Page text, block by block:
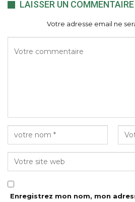
LAISSER UN COMMENTAIRE
Votre adresse email ne
Enregistrez mon nom, mon